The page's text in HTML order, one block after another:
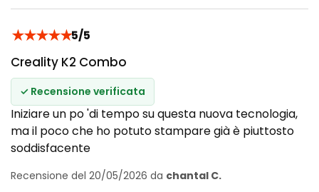
★★★★★5/5
Creality K2 Combo
✓ Recensione verificata
Iniziare un po 'di tempo su questa nuova tecnologia,
ma il poco che ho potuto stampare già è piuttosto
soddisfacente
Recensione del 20/05/2026 da chantal C.